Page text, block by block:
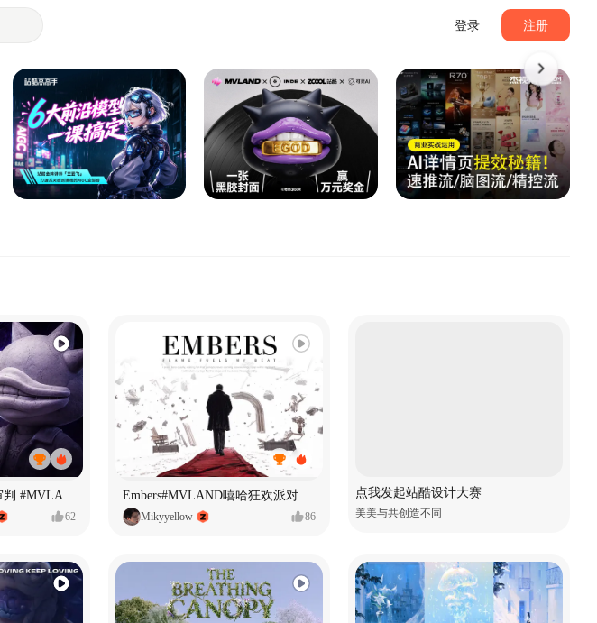
登录 注册
原创音乐MV今晚不审判 #MVLAND嘻哈狂欢派对
62
Embers#MVLAND嘻哈狂欢派对
Mikyyellow 86
点我发起站酷设计大赛
美美与共创造不同